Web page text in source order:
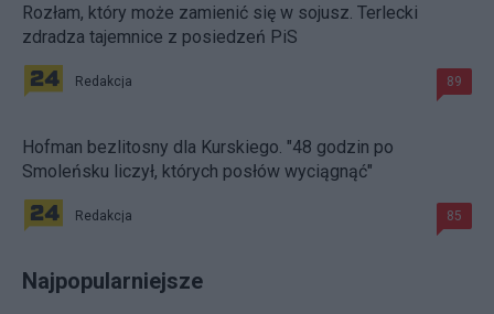
Rozłam, który może zamienić się w sojusz. Terlecki
zdradza tajemnice z posiedzeń PiS
Redakcja 89
Hofman bezlitosny dla Kurskiego. "48 godzin po
Smoleńsku liczył, których posłów wyciągnąć"
Redakcja 85
Najpopularniejsze